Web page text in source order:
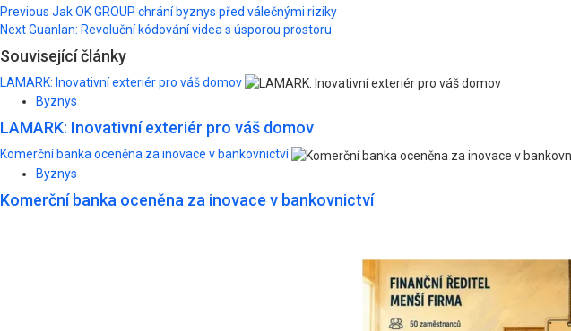
Post
navigation
Previous Jak OK GROUP chrání byznys před válečnými riziky
NextGuanlan: Revoluční kódování videa s úsporou prostoru
Související články
LAMARK: Inovativní exteriér pro váš domov
Byznys
LAMARK: Inovativní exteriér pro váš domov
Komerční banka oceněna za inovace v bankovnictví
Byznys
Komerční banka oceněna za inovace v bankovnictví